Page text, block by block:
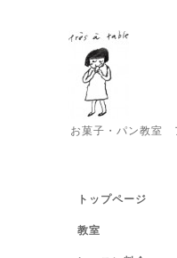
お菓子・パン教室
トップページ
教室